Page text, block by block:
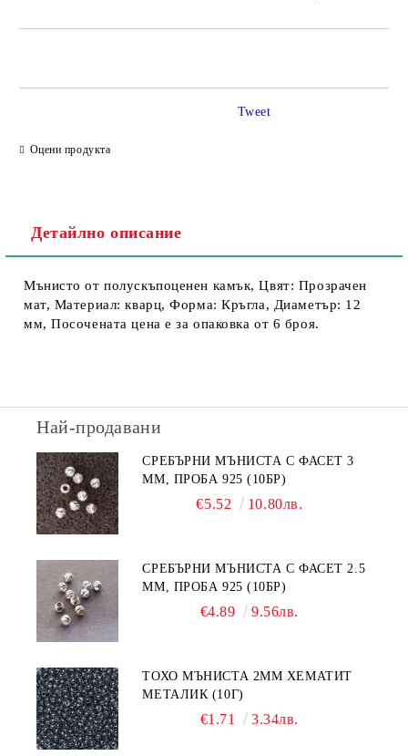
Оцени продукта
Tweet
Детайлно описание
Мънисто от полускъпоценен камък, Цвят: Прозрачен
мат, Материал: кварц, Форма: Кръгла, Диаметър: 12
мм, Посочената цена е за опаковка от 6 броя.
Най-продавани
СРЕБЪРНИ МЪНИСТА С ФАСЕТ 3
ММ, ПРОБА 925 (10БР)
€5.52 10.80лв.
СРЕБЪРНИ МЪНИСТА С ФАСЕТ 2.5
ММ, ПРОБА 925 (10БР)
€4.89 9.56лв.
ТОХО МЪНИСТА 2ММ ХЕМАТИТ
МЕТАЛИК (10Г)
€1.71 3.34лв.